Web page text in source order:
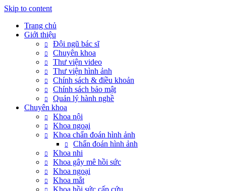
Skip to content
Trang chủ
Giới thiệu
Đội ngũ bác sĩ
Chuyên khoa
Thư viện video
Thư viện hình ảnh
Chính sách & điều khoản
Chính sách bảo mật
Quản lý hành nghề
Chuyên khoa
Khoa nội
Khoa ngoại
Khoa chẩn đoán hình ảnh
Chẩn đoán hình ảnh
Khoa nhi
Khoa gây mê hồi sức
Khoa ngoại
Khoa mắt
Khoa hồi sức cấp cứu